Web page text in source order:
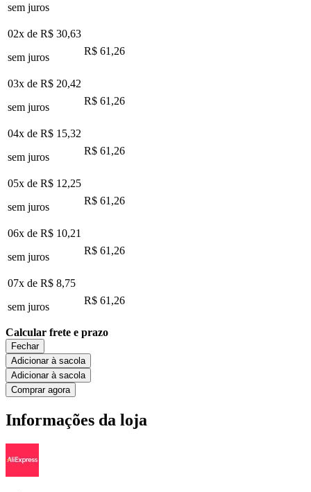
sem juros
02x de R$ 30,63
sem juros
R$ 61,26
03x de R$ 20,42
sem juros
R$ 61,26
04x de R$ 15,32
sem juros
R$ 61,26
05x de R$ 12,25
sem juros
R$ 61,26
06x de R$ 10,21
sem juros
R$ 61,26
07x de R$ 8,75
sem juros
R$ 61,26
Calcular frete e prazo
Fechar
Adicionar à sacola
Adicionar à sacola
Comprar agora
Informações da loja